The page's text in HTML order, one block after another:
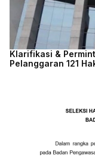
Klarifikasi &
Pelanggaran 121